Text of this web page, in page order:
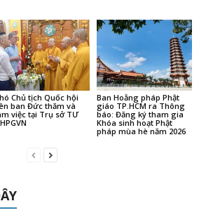
Chủ tịch Quốc hội
ban Đức thăm và
việc tại Trụ sở TƯ
Ban Hoằng pháp Phật
giáo TP.HCM ra Thông
báo: Đăng ký tham gia
Khóa sinh hoạt Phật
pháp mùa hè năm 2026